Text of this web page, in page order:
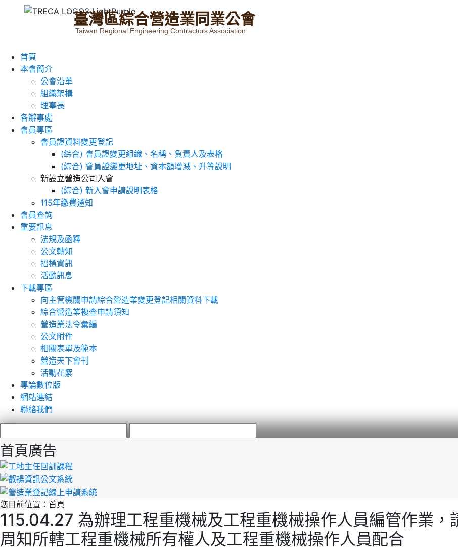
臺灣區綜合營造業同業公會
Taiwan Regional Engineering Contractors Association
首頁
本會簡介
公會沿革
組織架構
理事長
各辦事處
會員專區
會員證資料變更登記
(綜合) 會員證變更組織、名稱、負責人及表格
(綜合) 會員證變更地址、資本額增減、升等說明
新設立營造公司入會
(綜合) 新入會申請說明表格
115年繳費通知
會員查詢
重要訊息
法規及函釋
公文轉知
招標資訊
活動訊息
下載專區
向主管機關申請綜合營造業變更登記相關資料下載
綜合營造業複查申請須知
營造業法令彙編
公文附件
相關表單及範本
營造天下會刊
活動花絮
專論數位版
網站連結
聯絡我們
首頁廣告
您目前位置： 首頁
115.04.27 為辦理工程重機械及工程重機械操作人員編管作業
周知所轄工程重機械所有權人及工程重機械操作人員配合